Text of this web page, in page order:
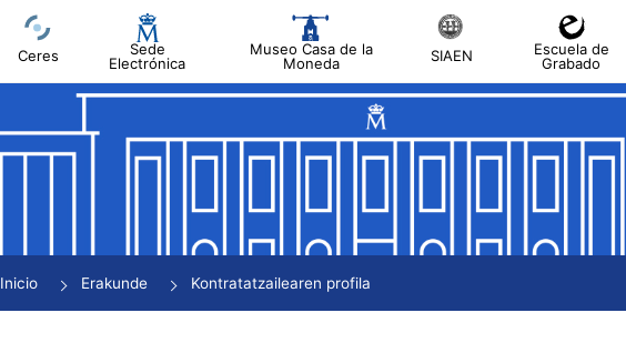
Ceres
Sede
Electrónica
Museo Casa de la
Moneda
SIAEN
Escuela de
Grabado
Erakutsi/Ezkutatu
Erakutsi/Ezkutatu
Inicio Erakunde Kontratatzailearen profila